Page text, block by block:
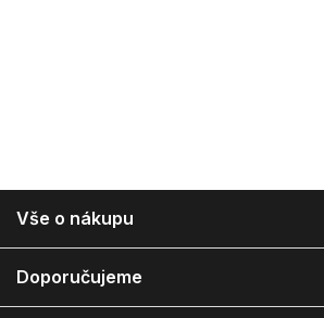
p
Vše o nákupu
Doporučujeme